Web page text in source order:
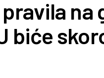
na
biće